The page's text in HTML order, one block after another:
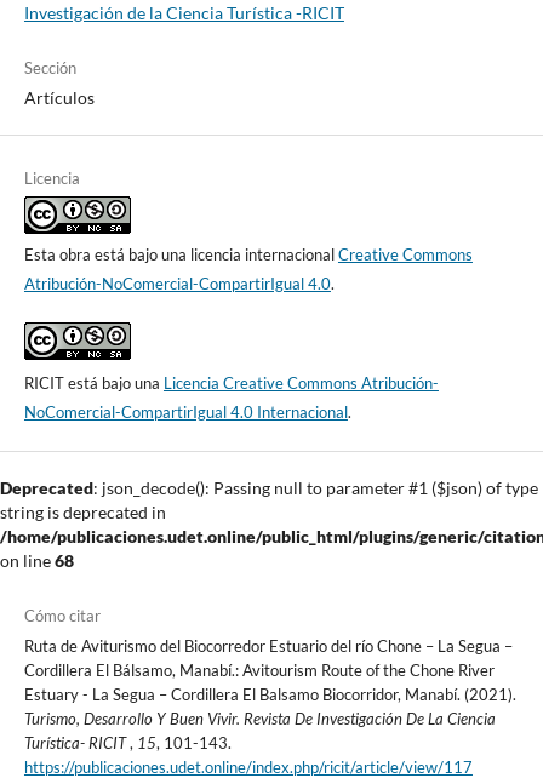
Investigación de la Ciencia Turística -RICIT
Sección
Artículos
Licencia
Esta obra está bajo una licencia internacionalCreative Commons
Atribución-NoComercial-CompartirIgual 4.0.
RICIT está bajo una Licencia Creative Commons Atribución-
NoComercial-CompartirIgual 4.0 Internacional.
Deprecated: json_decode(): Passing null to parameter #1 ($json) of type
string is deprecated in
/home/publicaciones.udet.online/public_html/plugins/generic/
on line68
Cómo citar
Ruta de Aviturismo del Biocorredor Estuario del río Chone – La Segua –
Cordillera El Bálsamo, Manabí.: Avitourism Route of the Chone River
Estuary - La Segua – Cordillera El Balsamo Biocorridor, Manabí. (2021).
Turismo, Desarrollo Y Buen Vivir. Revista De Investigación De La Ciencia
Turística- RICIT, 15, 101-143.
https://publicaciones.udet.online/index.php/ricit/article/view/117